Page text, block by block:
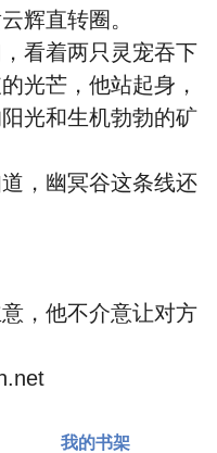
辉直转圈。
看着两只灵宠吞下
光芒，他站起身，
光和生机勃勃的矿
，幽冥谷这条线还
，他不介意让对方
我的书架